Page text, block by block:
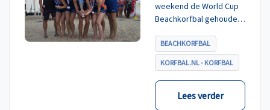
weekend de World Cup
Beachkorfbal gehouden.
tegen België, die
eindigde in shoot-outs,
was het Nederland dat
er met het goud vandoor
BEACHKORFBAL
KORFBAL.NL - KORFBAL
Lees verder